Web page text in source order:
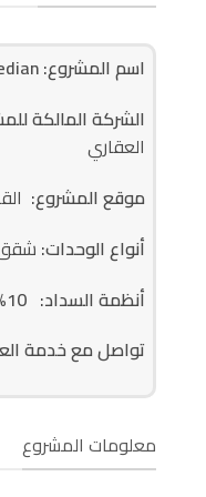
اسم المشروع: The Median – كمبوند ذا ميديان
الشركة المالكة
العقاري
موقع المشروع:
أنواع الوحدات:
أنظمة السداد: 10
تواصل مع خدمة
معلومات المشروع